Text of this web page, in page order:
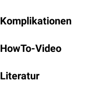
Herzvorhof. Es handelt
desLungenkreislaufs
Vorhof höher ist als im
Komplikationen
über die Öffnung aus
Kontrovers diskutiert
HowTo-Video
Literatur